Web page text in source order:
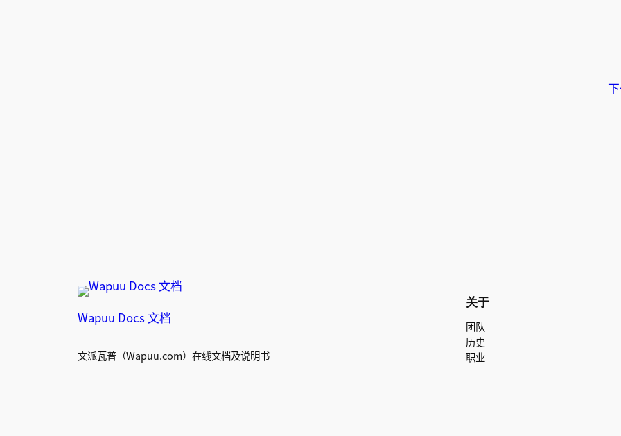
Wapuu Docs 文档
文派瓦普（Wapuu.com）在线文档及说明书
关于
团队
历史
职业